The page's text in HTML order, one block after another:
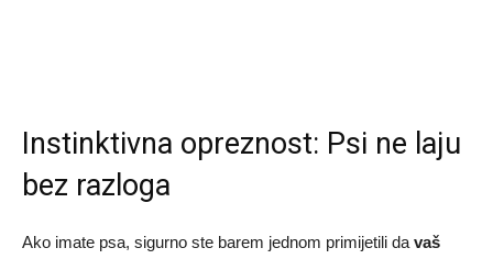
Instinktivna opreznost: Psi ne laju
bez razloga
Ako imate psa, sigurno ste barem jednom primijetili da vaš